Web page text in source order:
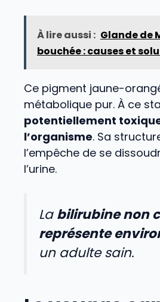
À lire aussi : Glande de
bouchée : causes et
Ce pigment jaune-
métabolique pur. À ce
potentiellement
l’organisme. Sa
l’empêche de se
l’urine.
Labilirubine non
représente
un adulte sain.